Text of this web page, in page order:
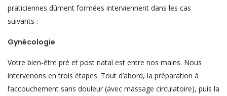
praticiennes dûment formées interviennent dans les cas
suivants :
Gynécologie
Votre bien-être pré et post natal est entre nos mains. Nous
intervenons en trois étapes. Tout d’abord, la préparation à
l’accouchement sans douleur (avec massage circulatoire), puis la